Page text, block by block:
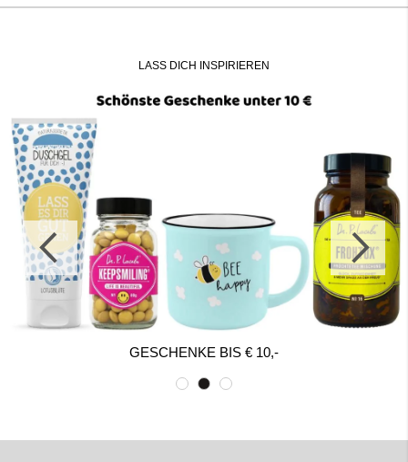
LASS DICH INSPIRIEREN
GESCHENKE BIS € 10,-